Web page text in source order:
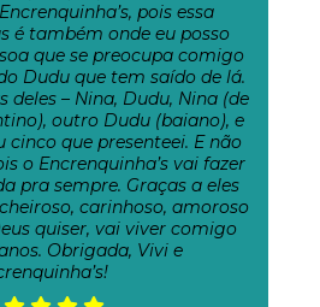
pois essa
é também onde eu posso
que se preocupa comigo
Dudu que tem saído de lá.
deles – Nina, Dudu, Nina (de
outro Dudu (baiano), e
que presenteei. E não
o Encrenquinha’s vai fazer
pra sempre. Graças a eles
carinhoso, amoroso
quiser, vai viver comigo
Obrigada, Vivi e